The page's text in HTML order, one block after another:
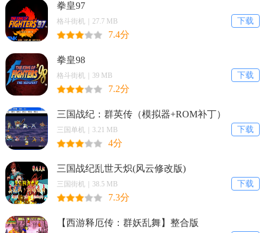
【音久音乐软件特色】
1. 海量音乐资源：音久音乐拥有庞大的音乐库，涵盖了各种类型的音
拳皇97
下载
格斗街机｜27.7 MB
7.4分
拳皇98
下载
格斗街机｜39 MB
7.2分
三国战纪：群英传（模拟器+ROM补丁）
下载
三国单机｜3.21 MB
4分
三国战纪乱世天炽(风云修改版)
下载
三国街机｜38.5 MB
7.3分
【西游释厄传：群妖乱舞】整合版